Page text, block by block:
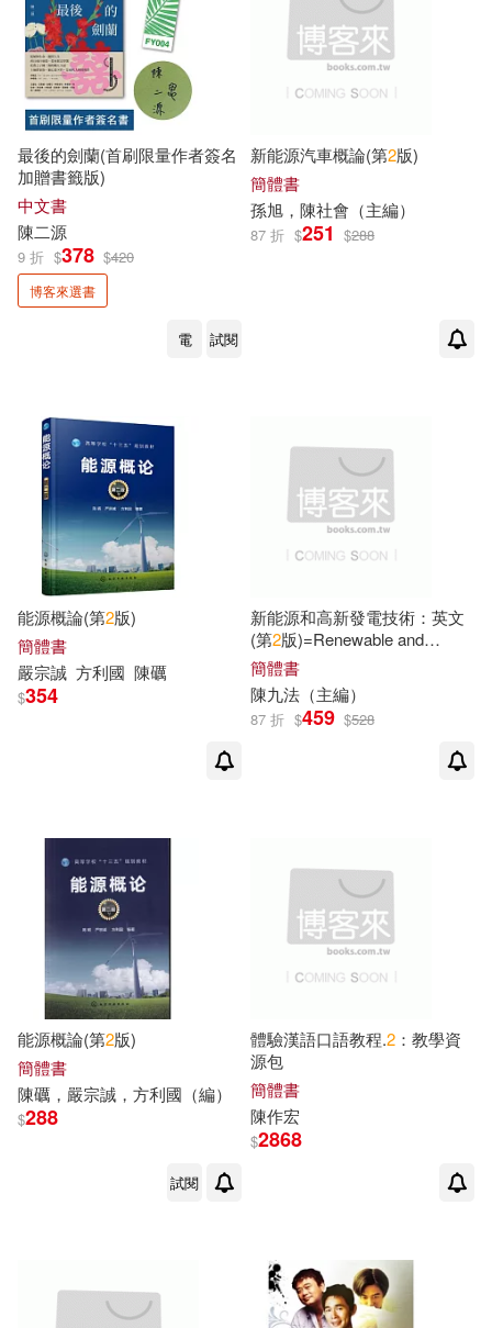
最後的劍蘭(首刷限量作者簽名
加贈書籤版)
中文書
陳二源
9 折 $378 $420
博客來選書
電 試閱
新能源汽車概論(第2版)
簡體書
孫旭， 陳社會（主編）
87 折 $251 $288
能源概論(第2版)
簡體書
嚴宗誠 方利國 陳礪
$354
新能源和高新發電技術：英文
(第2版)=Renewable and
Advanced Power Generation
Technologies
簡體書
陳九法（主編）
87 折 $459 $528
能源概論(第2版)
簡體書
陳礪，嚴宗誠，方利國（編）
$288
試閱
體驗漢語口語教程.2 ：教學資
源包
簡體書
陳作宏
$2868